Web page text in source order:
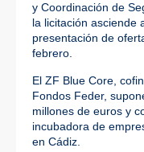
y Coordinación de
la licitación asciende
presentación de
febrero.
El ZF Blue Core,
Fondos Feder,
millones de euros y
incubadora de
en Cádiz.